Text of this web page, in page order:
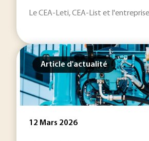
Le CEA-Leti, CEA-List et
Article d'actualité
12 Mars 2026